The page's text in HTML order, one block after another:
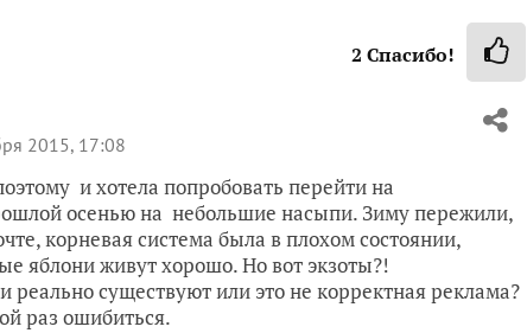
2 Спасибо!
2015, 17:08
и хотела попробовать перейти на
осенью на небольшие насыпи. Зиму пережили,
корневая система была в плохом состоянии,
яблони живут хорошо. Но вот экзоты?!
существуют или это не корректная реклама?
раз ошибиться.